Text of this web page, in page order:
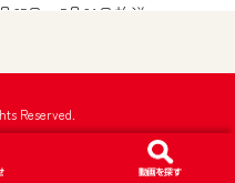
25日～5月31日放送
郷町のトピックス
00:02:44
2026/05/27
【東郷】名古屋城「諸輪の松」里帰り
月18日～5月24日放送
Reserved.
TVを含むCCNetの
ためのIDです。
メールアドレス